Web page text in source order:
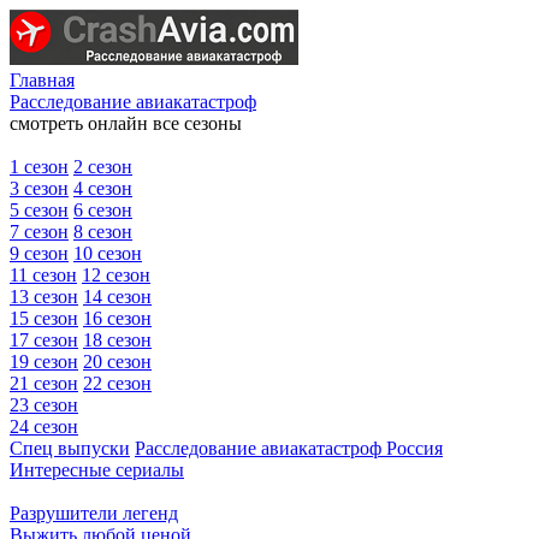
Главная
Расследование авиакатастроф
смотреть онлайн все сезоны
1 сезон 2 сезон
3 сезон 4 сезон
5 сезон 6 сезон
7 сезон 8 сезон
9 сезон 10 сезон
11 сезон 12 сезон
13 сезон 14 сезон
15 сезон 16 сезон
17 сезон 18 сезон
19 сезон 20 сезон
21 сезон 22 сезон
23 сезон
24 сезон
Спец выпуски Расследование авиакатастроф Россия
Интересные сериалы
Разрушители легенд
Выжить любой ценой